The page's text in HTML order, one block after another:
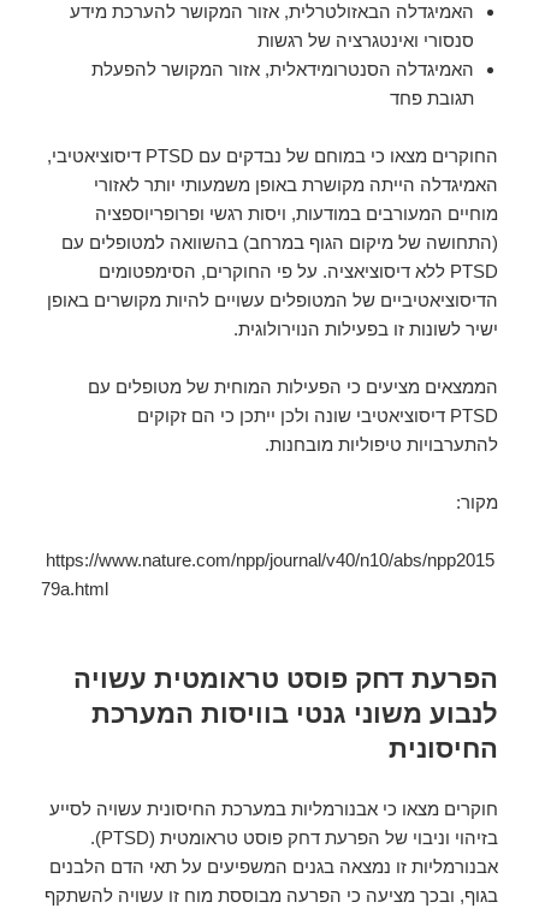
האמיגדלה הבאזולטרלית, אזור המקושר להערכת מידע
סנסורי ואינטגרציה של רגשות
האמיגדלה הסנטרומידאלית, אזור המקושר להפעלת
תגובת פחד
החוקרים מצאו כי במוחם של נבדקים עם PTSD דיסוציאטיבי,
האמיגדלה הייתה מקושרת באופן משמעותי יותר לאזורי
מוחיים המעורבים במודעות, ויסות רגשי ופרופריוספציה
(התחושה של מיקום הגוף במרחב) בהשוואה למטופלים עם
PTSD ללא דיסוציאציה. על פי החוקרים, הסימפטומים
הדיסוציאטיביים של המטופלים עשויים להיות מקושרים באופן
ישיר לשונות זו בפעילות הנוירולוגית.
הממצאים מציעים כי הפעילות המוחית של מטופלים עם
PTSD דיסוציאטיבי שונה ולכן ייתכן כי הם זקוקים
להתערבויות טיפוליות מובחנות.
מקור:
https://www.nature.com/npp/journal/v40/n10/abs/npp2015
79a.html
הפרעת דחק פוסט טראומטית עשויה
לנבוע משוני גנטי בוויסות המערכת
החיסונית
חוקרים מצאו כי אבנורמליות במערכת החיסונית עשויה לסייע
בזיהוי וניבוי של הפרעת דחק פוסט טראומטית (PTSD).
אבנורמליות זו נמצאה בגנים המשפיעים על תאי הדם הלבנים
בגוף, ובכך מציעה כי הפרעה מבוססת מוח זו עשויה להשתקף